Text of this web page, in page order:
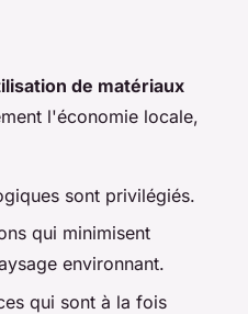
de matériaux
l'économie locale,
sont privilégiés.
qui minimisent
environnant.
qui sont à la fois